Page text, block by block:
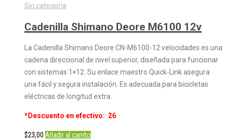
Sin categoría
Cadenilla Shimano Deore M6100 12v
La Cadenilla Shimano Deore CN-M6100-12 velocidades es una
cadena direccional de nivel superior, diseñada para funcionar
con sistemas 1×12. Su enlace maestro Quick-Link asegura
una fácil y segura instalación. Es adecuada para bicicletas
eléctricas de longitud extra.
*Descuento en efectivo: 26
$23,00 Añadir al carrito